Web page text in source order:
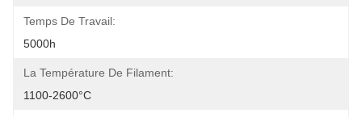
Temps De Travail:
5000h
La Température De Filament:
1100-2600°C